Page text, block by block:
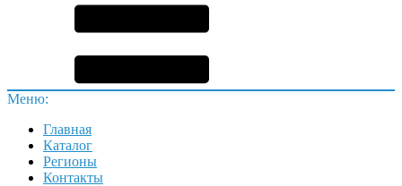
Меню:
Главная
Каталог
Регионы
Контакты